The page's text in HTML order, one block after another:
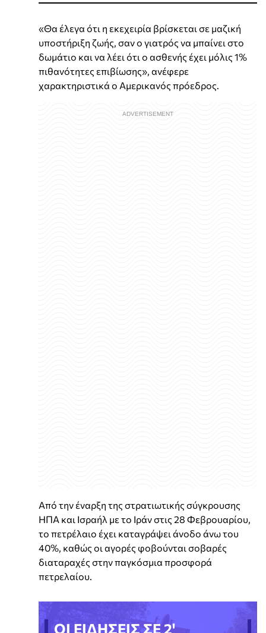
«Θα έλεγα ότι η εκεχειρία βρίσκεται σε μαζική
υποστήριξη ζωής, σαν ο γιατρός να μπαίνει στο
δωμάτιο και να λέει ότι ο ασθενής έχει μόλις 1%
πιθανότητες επιβίωσης», ανέφερε
χαρακτηριστικά ο Αμερικανός πρόεδρος.
Από την έναρξη της στρατιωτικής σύγκρουσης
ΗΠΑ και Ισραήλ με το Ιράν στις 28 Φεβρουαρίου,
το πετρέλαιο έχει καταγράψει άνοδο άνω του
40%, καθώς οι αγορές φοβούνται σοβαρές
διαταραχές στην παγκόσμια προσφορά
πετρελαίου.
ΟΙ ΕΙΔΗΣΕΙΣ ΣΕ 2'